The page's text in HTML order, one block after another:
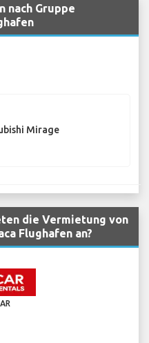
nach Gruppe
Mirage
die Vermietung von
Flughafen an?